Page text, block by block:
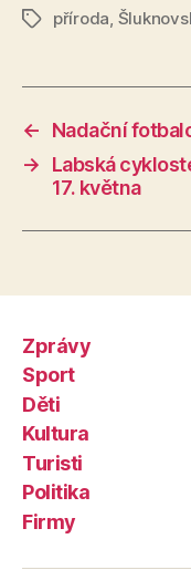
Štítkypříroda,
←
Nadační
→
Labská
17. května
Zprávy
Sport
Děti
Kultura
Turisti
Politika
Firmy